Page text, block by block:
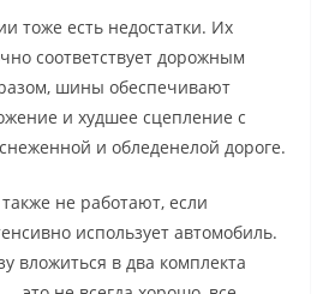
тоже есть недостатки. Их
соответствует дорожным
шины обеспечивают
и худшее сцепление с
и обледенелой дороге.
не работают, если
использует автомобиль.
вложиться в два комплекта